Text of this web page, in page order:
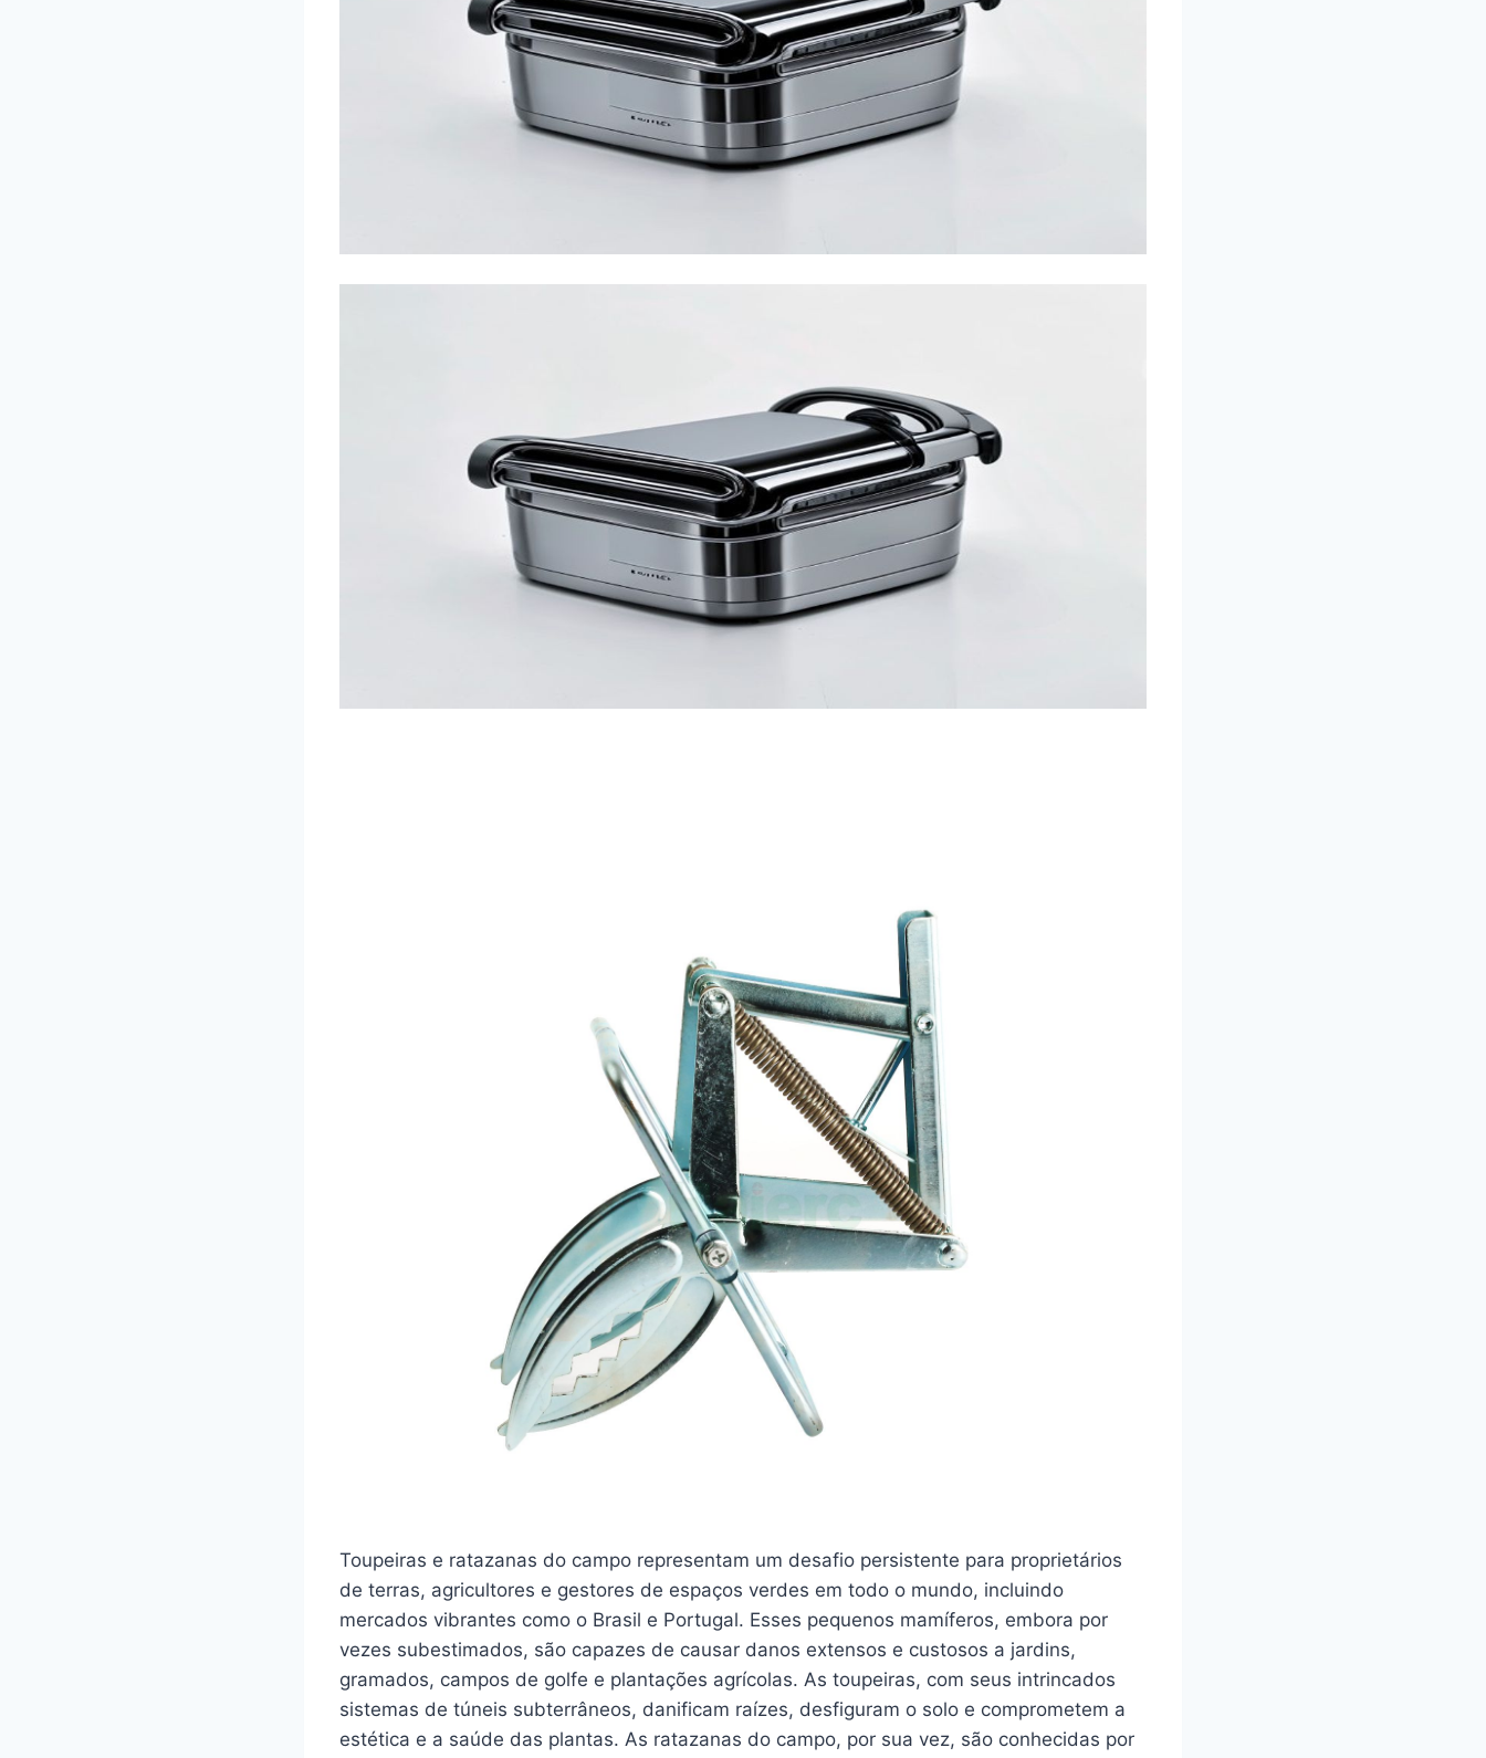
Toupeiras e ratazanas do campo representam um desafio persistente para proprietários
de terras, agricultores e gestores de espaços verdes em todo o mundo, incluindo
mercados vibrantes como o Brasil e Portugal. Esses pequenos mamíferos, embora por
vezes subestimados, são capazes de causar danos extensos e custosos a jardins,
gramados, campos de golfe e plantações agrícolas. As toupeiras, com seus intrincados
sistemas de túneis subterrâneos, danificam raízes, desfiguram o solo e comprometem a
estética e a saúde das plantas. As ratazanas do campo, por sua vez, são conhecidas por